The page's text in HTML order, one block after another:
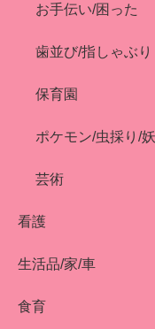
お手伝い/困った
歯並び/指しゃぶり
保育園
ポケモン/虫採り/
芸術
看護
生活品/家/車
食育